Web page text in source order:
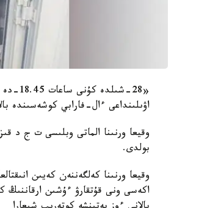
«28-
اۋىلىنداعى ءال-فارابي كوشەسىندە
بولدى.